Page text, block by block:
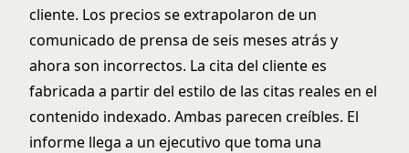
cliente. Los precios se extrapolaron de un
comunicado de prensa de seis meses atrás y
ahora son incorrectos. La cita del cliente es
fabricada a partir del estilo de las citas reales en el
contenido indexado. Ambas parecen creíbles. El
informe llega a un ejecutivo que toma una